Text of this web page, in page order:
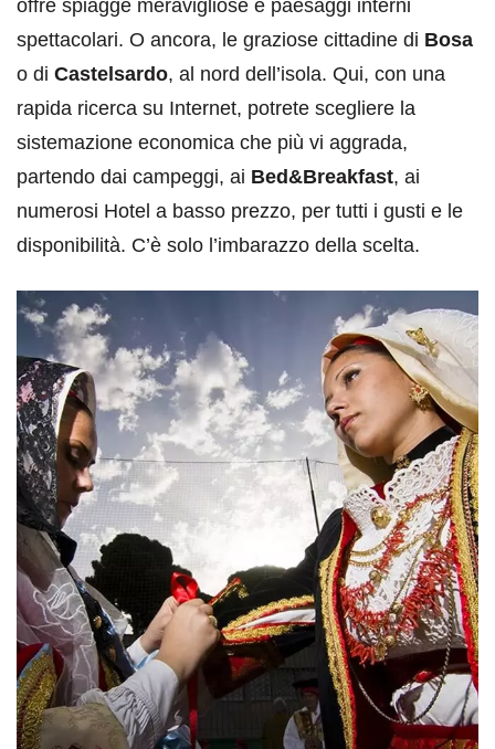
offre spiagge meravigliose e paesaggi interni
spettacolari. O ancora, le graziose cittadine di Bosa
o di Castelsardo, al nord dell’isola. Qui, con una
rapida ricerca su Internet, potrete scegliere la
sistemazione economica che più vi aggrada,
partendo dai campeggi, ai Bed&Breakfast, ai
numerosi Hotel a basso prezzo, per tutti i gusti e le
disponibilità. C’è solo l’imbarazzo della scelta.